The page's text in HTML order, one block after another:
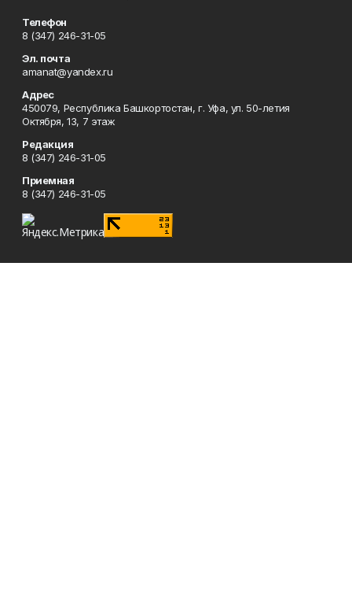
Телефон
8 (347) 246-31-05
Эл. почта
amanat@yandex.ru
Адрес
450079, Республика Башкортостан, г. Уфа, ул. 50-летия
Октября, 13, 7 этаж
Редакция
8 (347) 246-31-05
Приемная
8 (347) 246-31-05